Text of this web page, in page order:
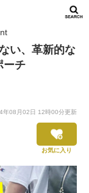
い、革新的な
ーチ
年08月02日 12時00分更新
お気に入り